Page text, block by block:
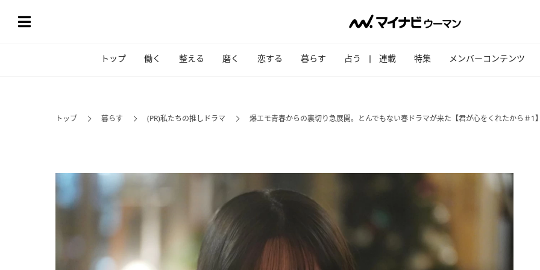
トップ 働く 整える 磨く 恋する 暮らす 占う 連載 特集 メンバーコンテンツ
トップ 暮らす (PR)私たちの推しドラマ 爆エモ青春からの裏切り急展開。とんでもない春ドラマが来た【君が心をくれたから＃1